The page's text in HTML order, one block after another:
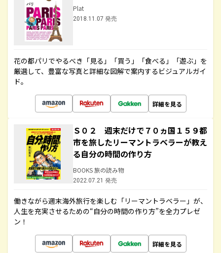
Plat
2018.11.07 発売
花の都パリでやるべき「見る」「買う」「食べる」「遊ぶ」を
厳選して、豊富な写真と詳細な図解で案内するビジュアルガイ
ド。
詳細を見る
Ｓ０２ 週末だけで７０ヵ国１５９都
市を旅したリーマントラベラーが教え
る自分の時間の作り方
BOOKS 旅の読み物
2022.07.21 発売
働きながら週末海外旅行を楽しむ「リーマントラベラー」が、
人生を充実させるための“自分の時間の作り方”を全力プレゼ
ン！
詳細を見る